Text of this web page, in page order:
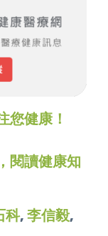
您健康！
閱讀健康知
科, 李信毅,